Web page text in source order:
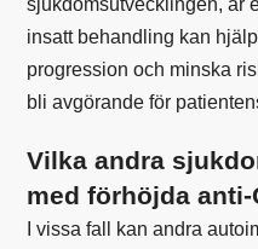
insatt behandling kan
progression och minska
bli avgörande för
Vilka andra
med förhöjda anti-
I vissa fall kan andra